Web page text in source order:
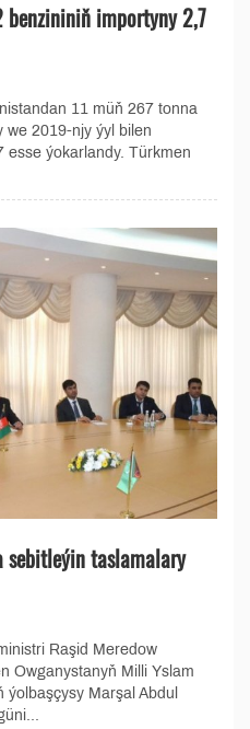
importyny 2,7
11 müň 267 tonna
we 2019-njy ýyl bilen
esse ýokarlandy. Türkmen
sebitleýin taslamalary
Raşid Meredow
Owganystanyň Milli Yslam
Marşal Abdul